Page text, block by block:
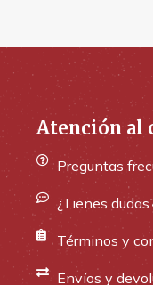
Atención al
Preguntas
¿Tienes
Términos y
Envíos y